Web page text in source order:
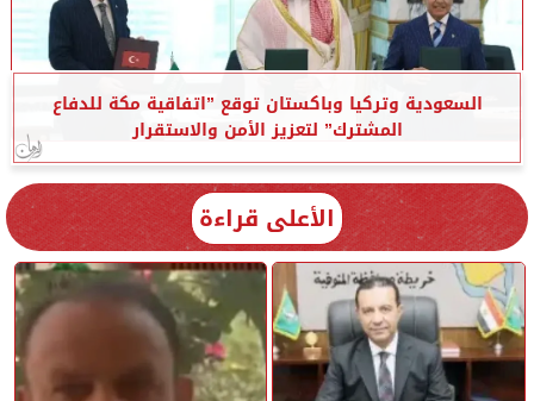
السعودية وتركيا وباكستان توقع ”اتفاقية مكة للدفاع
المشترك” لتعزيز الأمن والاستقرار
الأعلى قراءة